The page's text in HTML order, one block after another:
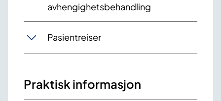
avhengighetsbehandling
Pasientreiser
Praktisk informasjon